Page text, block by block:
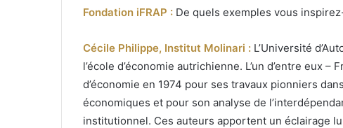
Fondation iFRAP : De quels exemples vous
Cécile Philippe, Institut Molinari : L’Université
l’école d’économie autrichienne. L’un d’entre eux
d’économie en 1974 pour ses travaux pionniers
économiques et pour son analyse de
institutionnel. Ces auteurs apportent un éclairage